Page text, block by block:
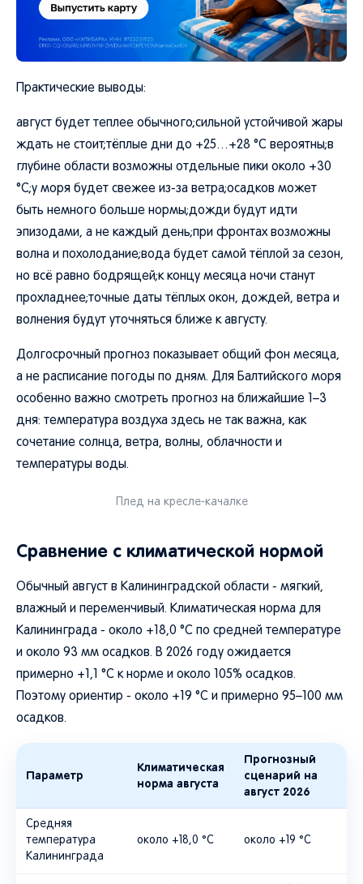
Практические выводы:
август будет теплее обычного;сильной устойчивой жары
ждать не стоит;тёплые дни до +25…+28 °C вероятны;в
глубине области возможны отдельные пики около +30
°C;у моря будет свежее из-за ветра;осадков может
быть немного больше нормы;дожди будут идти
эпизодами, а не каждый день;при фронтах возможны
волна и похолодание;вода будет самой тёплой за сезон,
но всё равно бодрящей;к концу месяца ночи станут
прохладнее;точные даты тёплых окон, дождей, ветра и
волнения будут уточняться ближе к августу.
Долгосрочный прогноз показывает общий фон месяца,
а не расписание погоды по дням. Для Балтийского моря
особенно важно смотреть прогноз на ближайшие 1–3
дня: температура воздуха здесь не так важна, как
сочетание солнца, ветра, волны, облачности и
температуры воды.
Плед на кресле-качалке
Сравнение с климатической нормой
Обычный август в Калининградской области - мягкий,
влажный и переменчивый. Климатическая норма для
Калининграда - около +18,0 °C по средней температуре
и около 93 мм осадков. В 2026 году ожидается
примерно +1,1 °C к норме и около 105% осадков.
Поэтому ориентир - около +19 °C и примерно 95–100 мм
осадков.
Параметр
Климатическая
норма августа
Прогнозный
сценарий на
август 2026
Средняя
температура
Калининграда
около +18,0 °C около +19 °C